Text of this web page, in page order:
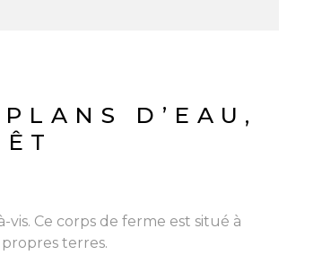
D’EAU,
Ce corps de ferme est situé à
terres.